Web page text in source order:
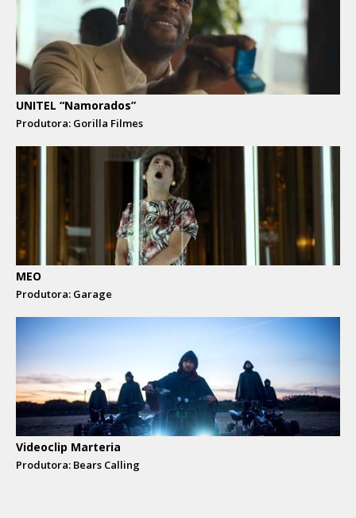
UNITEL “Namorados”
Produtora: Gorilla Filmes
MEO
Produtora: Garage
Videoclip Marteria
Produtora: Bears Calling